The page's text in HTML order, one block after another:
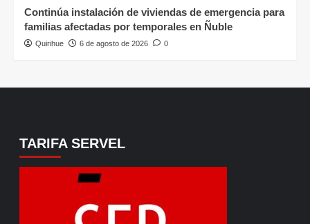
Continúa instalación de viviendas de emergencia para
familias afectadas por temporales en Ñuble
Quirihue 6 de agosto de 2026 0
TARIFA SERVEL